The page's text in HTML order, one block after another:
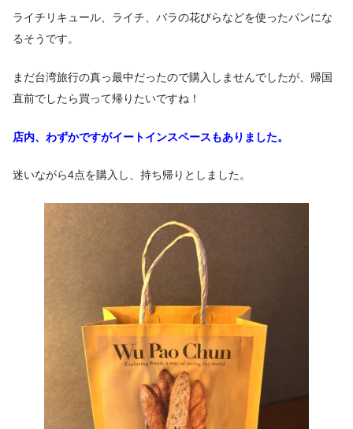
ライチリキュール、ライチ、バラの花びらなどを使ったパンにな
るそうです。
まだ台湾旅行の真っ最中だったので購入しませんでしたが、帰国
直前でしたら買って帰りたいですね！
店内、わずかですがイートインスペースもありました。
迷いながら4点を購入し、持ち帰りとしました。